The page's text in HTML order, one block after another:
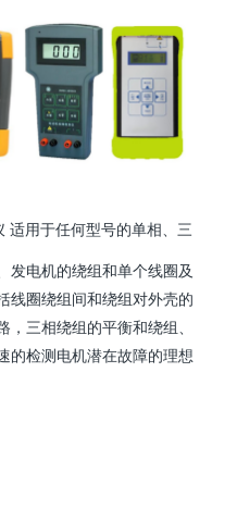
适用于任何型号的单相、三
发电机的绕组和单个线圈及
线圈绕组间和绕组对外壳的
三相绕组的平衡和绕组、
的检测电机潜在故障的理想